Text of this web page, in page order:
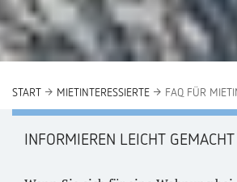
START MIETINTERESSIERTE FAQ FÜR
INFORMIEREN LEICHT GEMACHT